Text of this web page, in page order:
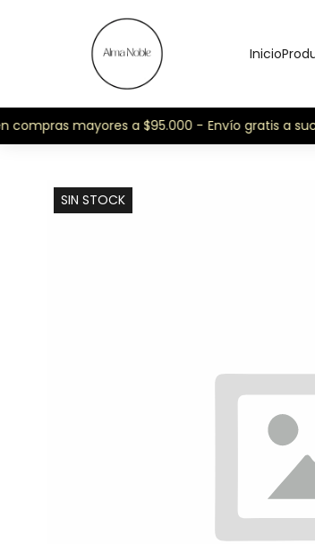
compras mayores a $95.000 - Envío gratis a
Inicio
SIN STOCK